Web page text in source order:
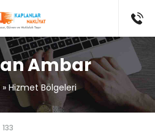
Ambar
» Hizmet Bölgeleri
133